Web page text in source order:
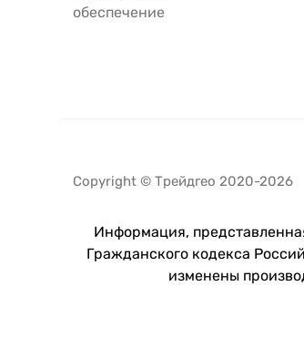
обеспечение
Copyright © Трейдгео 2020-2026
Информация,
Гражданского кодекса
изменены